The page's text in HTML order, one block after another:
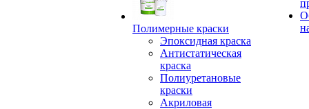
Полимерные краски
Эпоксидная краска
Антистатическая
краска
Полиуретановые
краски
Акриловая